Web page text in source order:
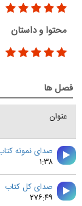
محتوا و داستان
فصل ها
عنوان
صدای نمونه
۱:۳۸
صدای کل کتاب
۲۷۶:۴۹